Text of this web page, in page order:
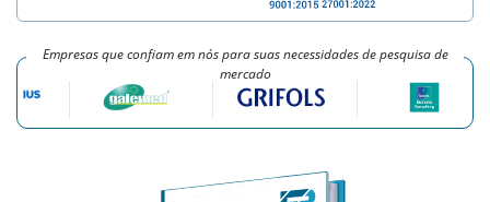
Empresas que confiam em nós para suas necessidades de pesquisa de
mercado